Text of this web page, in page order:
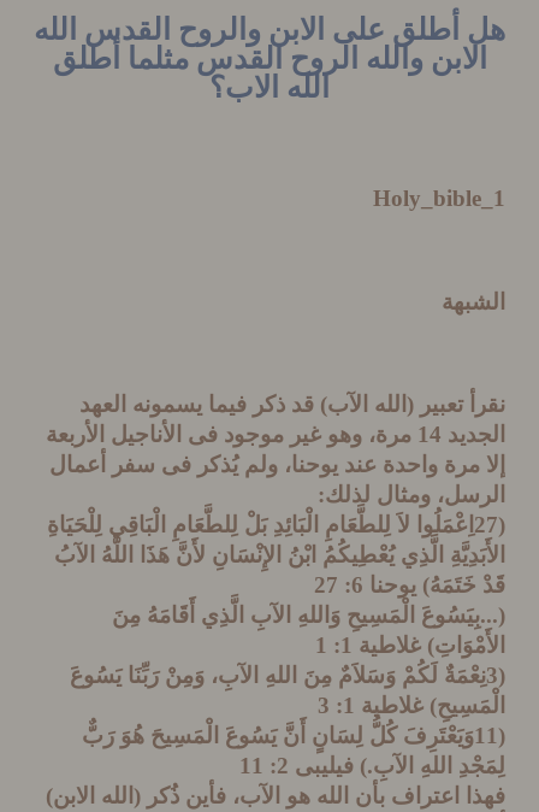
على الابن والروح القدس الله
والله الروح القدس مثلما أطلق
الله الاب؟
Holy_
تعبير (الله الآب) قد ذكر فيما يسمونه العهد
الجديد 14 مرة، وهو غير موجود فى الأناجيل الأربعة
مرة واحدة عند يوحنا، ولم يُذكر فى سفر أعمال
ومثال لذلك:
(27اِعْمَلُوا لاَ لِلطَّعَامِ الْبَائِدِ بَلْ لِلطَّعَامِ الْبَاقِي لِلْحَيَاةِ
الَّذِي يُعْطِيكُمُ ابْنُ الإِنْسَانِ لأَنَّ هَذَا اللَّهُ الآبُ
يوحنا 6: 27
الْمَسِيحِ وَاللهِ الآبِ الَّذِي أَقَامَهُ مِنَ
غلاطية 1: 1
لَكُمْ وَسَلاَمٌ مِنَ اللهِ الآبِ، وَمِنْ رَبِّنَا يَسُوعَ
غلاطية 1: 3
(11وَيَعْتَرِفَ كُلُّ لِسَانٍ أَنَّ يَسُوعَ الْمَسِيحَ هُوَ رَبٌّ
اللهِ الآبِ.) فيليبى 2: 11
اعتراف بأن الله هو الآب، فأين ذُكر (الله الابن)